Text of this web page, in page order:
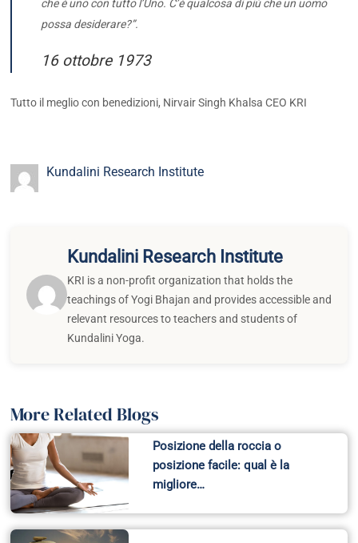
che è uno con tutto l’Uno. C’è qualcosa di più che un uomo
possa desiderare?”.
16 ottobre 1973
Tutto il meglio con benedizioni, Nirvair Singh Khalsa CEO KRI
Kundalini Research Institute
Kundalini Research Institute
KRI is a non-profit organization that holds the
teachings of Yogi Bhajan and provides accessible and
relevant resources to teachers and students of
Kundalini Yoga.
More Related Blogs
Posizione della roccia o
posizione facile: qual è la
migliore…